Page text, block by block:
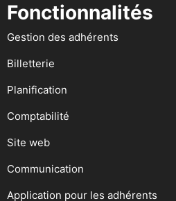
Fonctionnalités
Gestion des adhérents
Billetterie
Planification
Comptabilité
Site web
Communication
Application pour les adhérents